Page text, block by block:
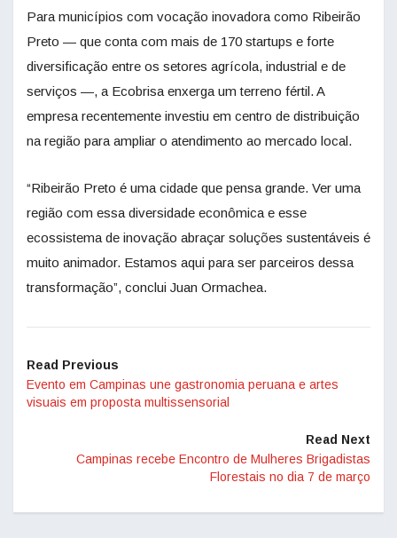
Para municípios com vocação inovadora como Ribeirão
Preto — que conta com mais de 170 startups e forte
diversificação entre os setores agrícola, industrial e de
serviços —, a Ecobrisa enxerga um terreno fértil. A
empresa recentemente investiu em centro de distribuição
na região para ampliar o atendimento ao mercado local.
“Ribeirão Preto é uma cidade que pensa grande. Ver uma
região com essa diversidade econômica e esse
ecossistema de inovação abraçar soluções sustentáveis é
muito animador. Estamos aqui para ser parceiros dessa
transformação”, conclui Juan Ormachea.
Read Previous
Evento em Campinas une gastronomia peruana e artes
visuais em proposta multissensorial
Read Next
Campinas recebe Encontro de Mulheres Brigadistas
Florestais no dia 7 de março